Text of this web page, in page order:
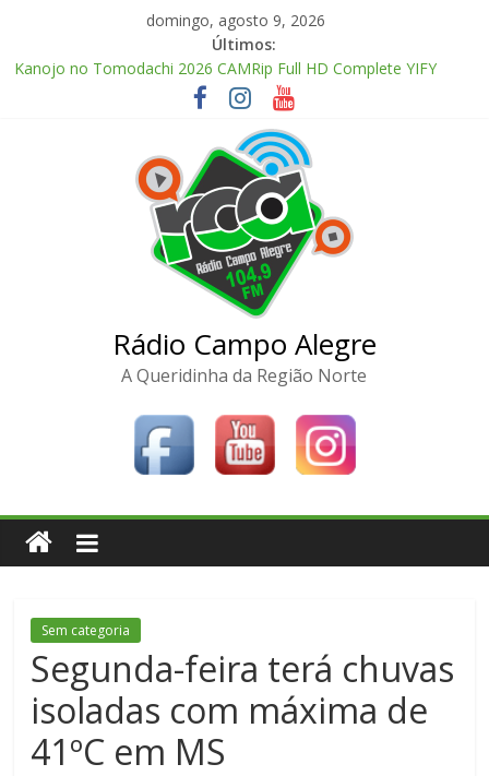
domingo, agosto 9, 2026
Últimos:
Kanojo no Tomodachi 2026 CAMRip Full HD Complete YIFY
Office 2024 Volume License 2026 Updated Torrent Dow𝚗l𝚘аd
The Love Hypothesis 2026 CAMRip UHD Proper FullMov𝗂e
Zhu Xian: Zuizhong Ji 2026 Clean Audio Extended M𝐚gn𝐞t L𝐢nk
McAfee Visual Trace Activated (x64) Reddit
Rádio Campo Alegre
A Queridinha da Região Norte
Sem categoria
Segunda-feira terá chuvas
isoladas com máxima de
41ºC em MS